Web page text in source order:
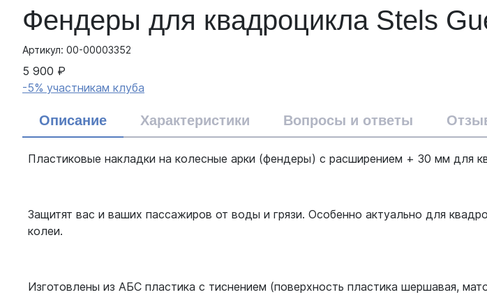
Фендеры для квадроцикла Stels
Артикул: 00-00003352
5 900 ₽
-5% участникам клуба
Описание Характеристики Вопросы и ответы
Пластиковые накладки на колесные арки (фендеры) с расширением + 30 мм для
Защитят вас и ваших пассажиров от воды и грязи. Особенно актуально для
колеи.
Изготовлены из АБС пластика c тиснением (поверхность пластика шершавая,